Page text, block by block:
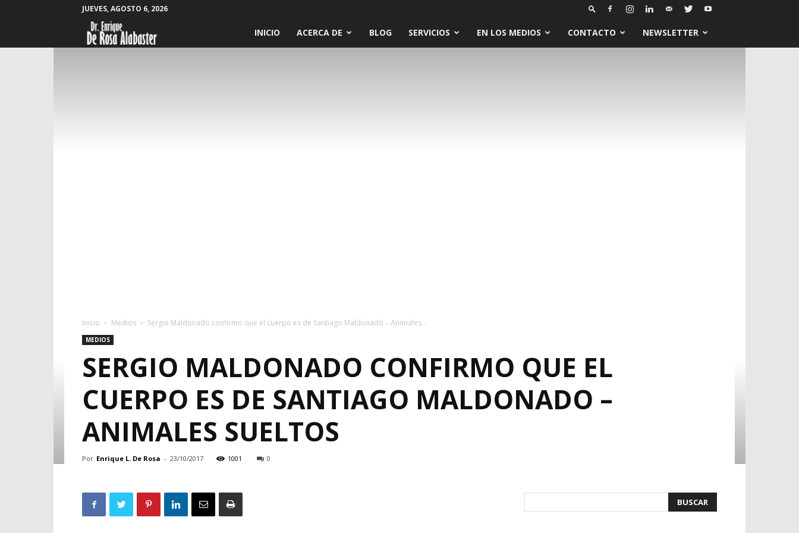
JUEVES, AGOSTO 6, 2026
INICIO ACERCA DE BLOG SERVICIOS EN LOS MEDIOS CONTACTO NEWSLETTER
Inicio Medios Sergio Maldonado confirmo que el cuerpo es de Santiago Maldonado – Animales...
MEDIOS
SERGIO MALDONADO CONFIRMO QUE EL
CUERPO ES DE SANTIAGO MALDONADO –
ANIMALES SUELTOS
Por Enrique L. De Rosa - 23/10/2017 1001 0